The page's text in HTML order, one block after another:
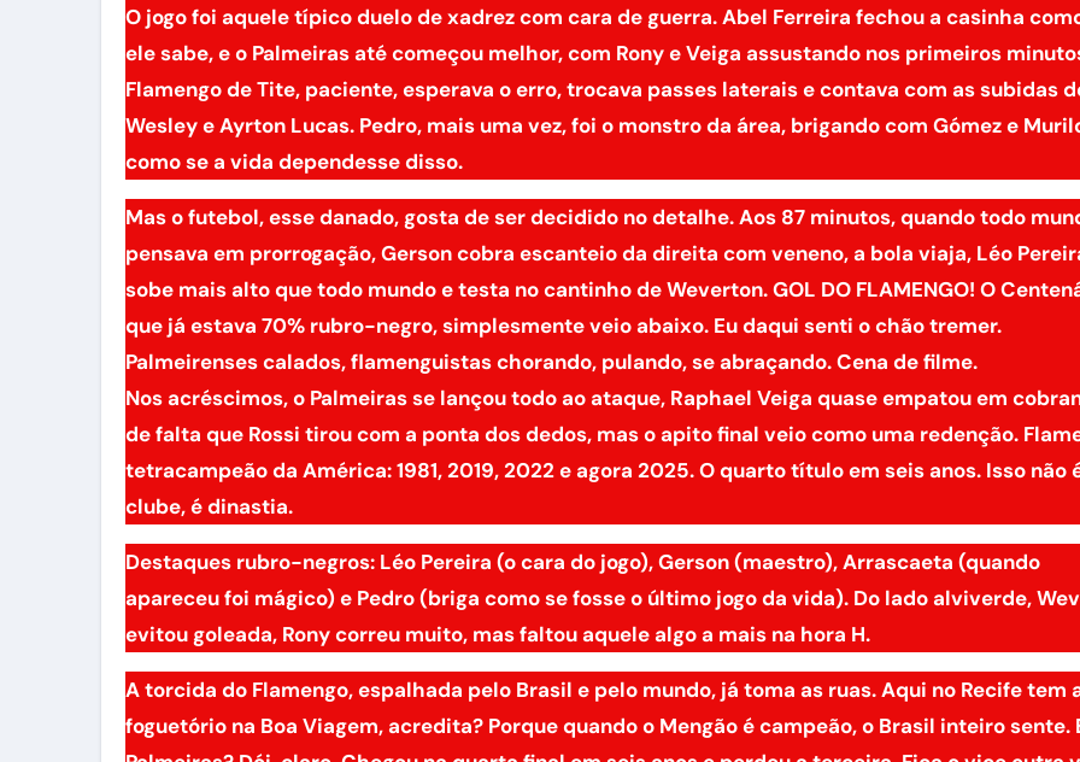
O jogo foi aquele típico duelo de xadrez com cara de guerra. Abel Ferreira fechou a casinha
ele sabe, e o Palmeiras até começou melhor, com Rony e Veiga assustando nos primeiros
Flamengo de Tite, paciente, esperava o erro, trocava passes laterais e contava com as subidas
Wesley e Ayrton Lucas. Pedro, mais uma vez, foi o monstro da área, brigando com Gómez e
como se a vida dependesse disso.
Mas o futebol, esse danado, gosta de ser decidido no detalhe. Aos 87 minutos, quando todo
pensava em prorrogação, Gerson cobra escanteio da direita com veneno, a bola viaja, Léo
sobe mais alto que todo mundo e testa no cantinho de Weverton. GOL DO FLAMENGO! O
que já estava 70% rubro-negro, simplesmente veio abaixo. Eu daqui senti o chão tremer.
Palmeirenses calados, flamenguistas chorando, pulando, se abraçando. Cena de filme.
Nos acréscimos, o Palmeiras se lançou todo ao ataque, Raphael Veiga quase empatou em
de falta que Rossi tirou com a ponta dos dedos, mas o apito final veio como uma redenção.
tetracampeão da América: 1981, 2019, 2022 e agora 2025. O quarto título em seis anos. Isso não
clube, é dinastia.
Destaques rubro-negros: Léo Pereira (o cara do jogo), Gerson (maestro), Arrascaeta (quando
apareceu foi mágico) e Pedro (briga como se fosse o último jogo da vida). Do lado alviverde,
evitou goleada, Rony correu muito, mas faltou aquele algo a mais na hora H.
A torcida do Flamengo, espalhada pelo Brasil e pelo mundo, já toma as ruas. Aqui no Recife tem
foguetório na Boa Viagem, acredita? Porque quando o Mengão é campeão, o Brasil inteiro sente.